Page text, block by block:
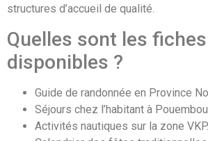
structures d’accueil de qualité.
Quelles sont les
disponibles ?
Guide de randonnée en Province
Séjours chez l’habitant à
Activités nautiques sur la zone VKP.